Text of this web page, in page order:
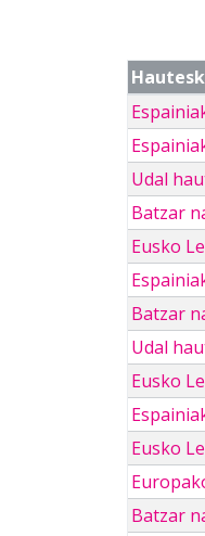
Udal
Batzar
Eusko
Batzar
Udal
Eusko
Eusko
Batzar